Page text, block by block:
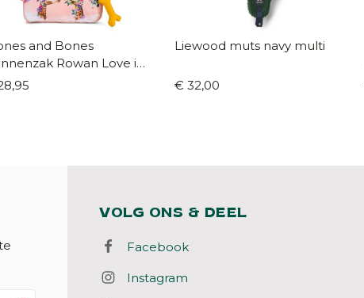
and Bones
Rowan Love in
air blossom
Liewood muts navy multi
€ 32,00
VOLG ONS & DEEL
Facebook
Instagram